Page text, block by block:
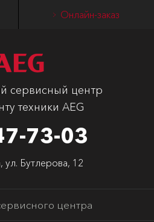
Онлайн-заказ
сервисный центр
техники AEG
73-03
ул. Бутлерова, 12
центра